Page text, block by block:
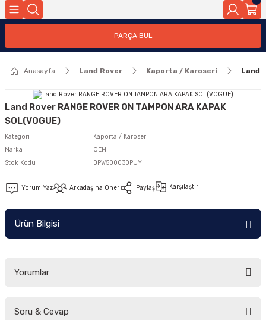
PARÇA BUL
Anasayfa Land Rover Kaporta / Karoseri Land
Land Rover RANGE ROVER ON TAMPON ARA KAPAK
SOL(VOGUE)
Kategori
Kaporta / Karoseri
Marka
OEM
Stok Kodu
DPW500030PUY
Yorum Yaz Arkadaşına Öner Paylaş Karşılaştır
Ürün Bilgisi
Yorumlar
Soru & Cevap